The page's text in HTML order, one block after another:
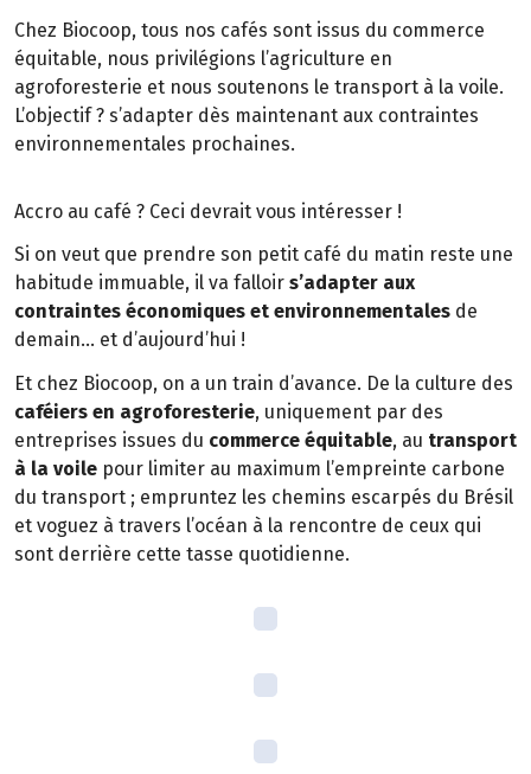
Chez Biocoop, tous nos cafés sont issus du commerce
équitable, nous privilégions l’agriculture en
agroforesterie et nous soutenons le transport à la voile.
L’objectif ? s’adapter dès maintenant aux contraintes
environnementales prochaines.
Accro au café ? Ceci devrait vous intéresser !
Si on veut que prendre son petit café du matin reste une
habitude immuable, il va falloir s’adapter aux
contraintes économiques et environnementales de
demain… et d’aujourd’hui !
Et chez Biocoop, on a un train d’avance. De la culture des
caféiers en agroforesterie, uniquement par des
entreprises issues du commerce équitable, au transport
à la voile pour limiter au maximum l’empreinte carbone
du transport ; empruntez les chemins escarpés du Brésil
et voguez à travers l’océan à la rencontre de ceux qui
sont derrière cette tasse quotidienne.